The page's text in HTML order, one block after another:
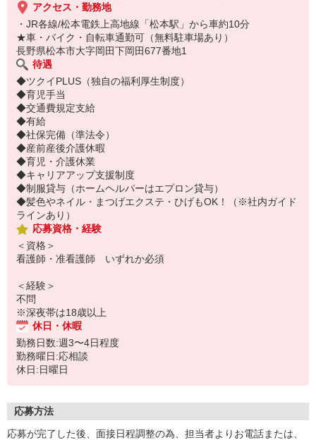
アクセス・勤務地
・JR各線/松本電鉄上高地線「松本駅」から車約10分
★車・バイク・自転車通勤可（無料駐車場あり）
長野県松本市大字岡田下岡田677番地1
待遇
◆ツクイPLUS（独自の福利厚生制度）
◆育児手当
◆交通費規定支給
◆有給
◆社保完備（準法令）
◆産前産後介護休暇
◆育児・介護休業
◆キャリアアップ支援制度
◆制服貸与（ホームヘルパーはエプロン貸与）
◆髪色やネイル・まつげエクステ・ひげもOK！（※社内ガイド
ラインあり）
応募資格・経験
＜資格＞
看護師・准看護師 いずれか必須
＜経験＞
不問
※深夜帯は18歳以上
休日・休暇
勤務日数:週3〜4日程度
勤務曜日:応相談
休日:日曜日
応募方法
応募が完了した後、面接日程調整の為、担当者よりお電話または、